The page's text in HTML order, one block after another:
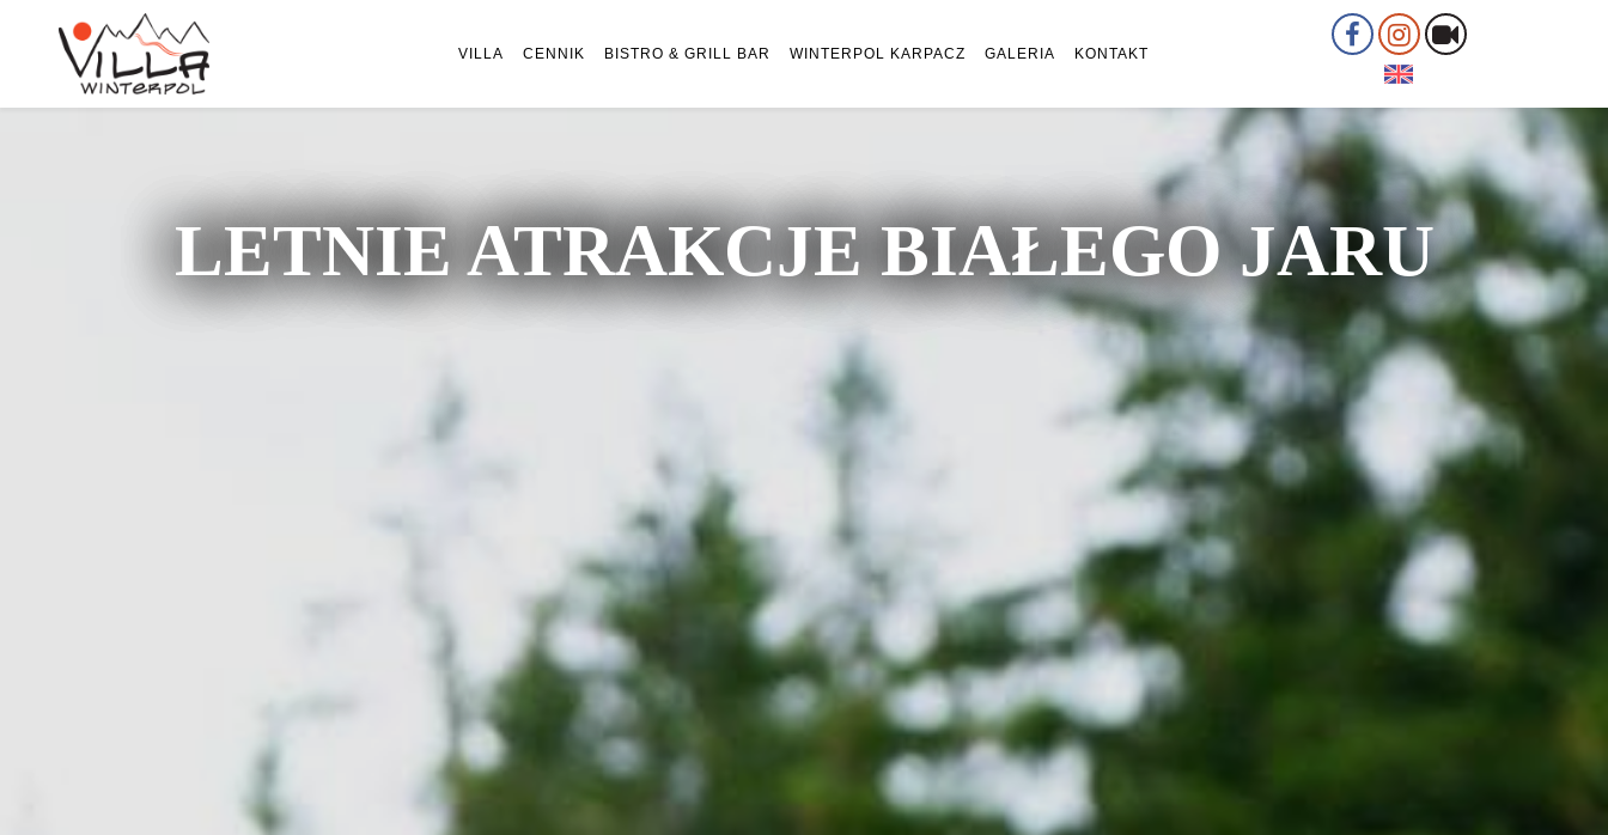
VILLA CENNIK BISTRO & GRILL BAR WINTERPOL KARPACZ GALERIA KONTAKT
LETNIE ATRAKCJE BIAŁEGO JARU